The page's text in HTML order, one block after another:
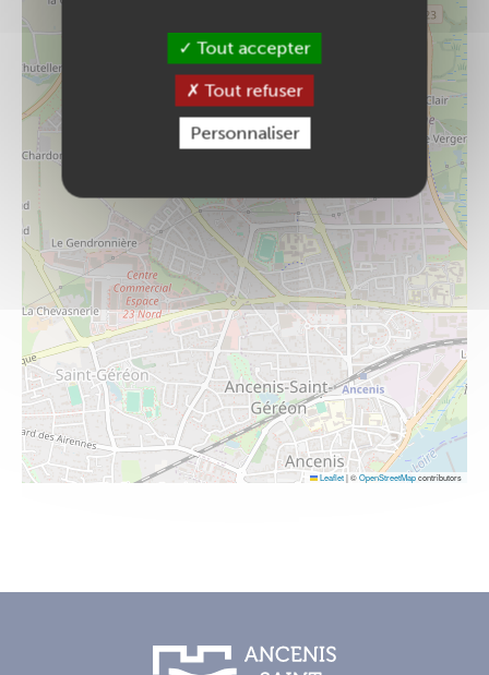
Leaflet|©OpenStreetMapcontributors
Tout accepter
Tout refuser
Personnaliser